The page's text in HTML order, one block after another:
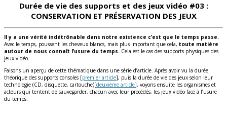
Durée de vie des supports et des jeux vidéo #03 :
CONSERVATION ET PRÉSERVATION DES JEUX
Il y a une vérité indétrônable dans notre existence c’est que le temps passe.
Avec le temps, poussent les cheveux blancs, mais plus important que cela, toute matière
autour de nous connaît l’usure du temps. Cela est le cas des supports physiques des
jeux vidéo.
Faisons un aperçu de cette thématique dans une série d’article. Après avoir vu la durée
théorique des supports consoles [premier article], puis la durée de vie des jeux selon leur
technologie (CD, disquette, cartouche)[deuxième article], voyons ensuite les organismes et
acteurs qui tentent de sauvegarder, chacun avec leur procédés, les jeux vidéo face à l’usure
du temps.